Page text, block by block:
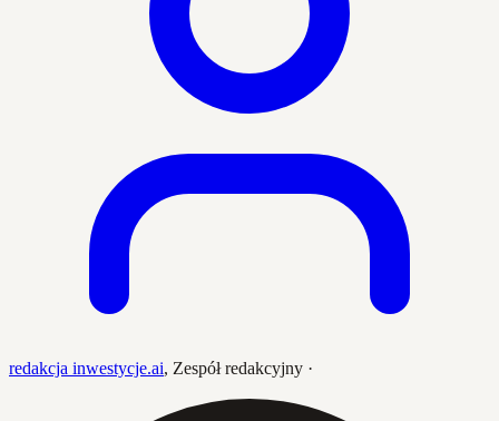
redakcja inwestycje.ai, Zespół redakcyjny ·